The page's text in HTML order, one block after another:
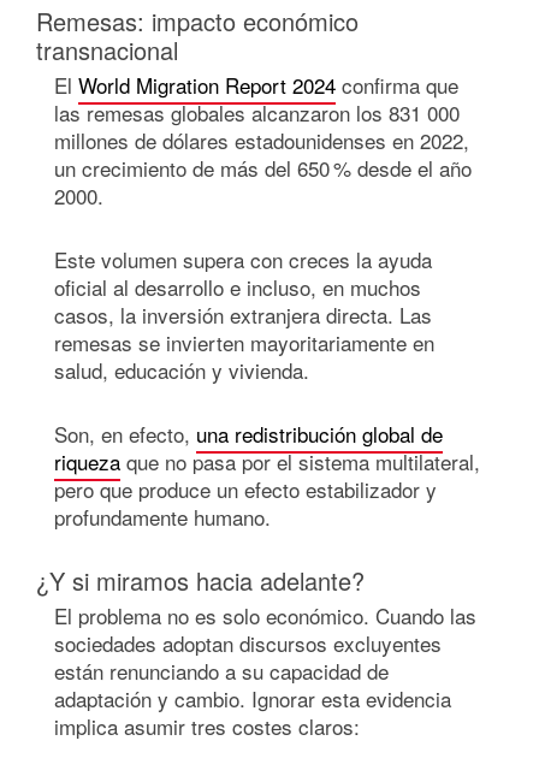
Remesas: impacto económico
transnacional
El World Migration Report 2024 confirma que
las remesas globales alcanzaron los 831 000
millones de dólares estadounidenses en 2022,
un crecimiento de más del 650 % desde el año
2000.
Este volumen supera con creces la ayuda
oficial al desarrollo e incluso, en muchos
casos, la inversión extranjera directa. Las
remesas se invierten mayoritariamente en
salud, educación y vivienda.
Son, en efecto, una redistribución global de
riqueza que no pasa por el sistema multilateral,
pero que produce un efecto estabilizador y
profundamente humano.
¿Y si miramos hacia adelante?
El problema no es solo económico. Cuando las
sociedades adoptan discursos excluyentes
están renunciando a su capacidad de
adaptación y cambio. Ignorar esta evidencia
implica asumir tres costes claros: